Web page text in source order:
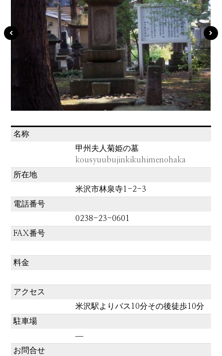
名称
甲州夫人菊姫の墓
kousyuubujinkikuhimenohaka
所在地
米沢市林泉寺1-2-3
電話番号
0238-23-0601
FAX番号
料金
アクセス
米沢駅よりバス10分その後徒歩10分
駐車場
―
お問合せ